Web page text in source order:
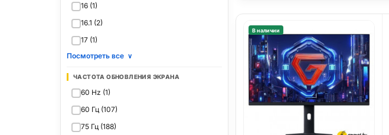
16 (1)
16.1 (2)
17 (1)
Посмотреть все ∨
ЧАСТОТА ОБНОВЛЕНИЯ ЭКРАНА
60 Hz (1)
60 Гц (107)
75 Гц (188)
В наличии